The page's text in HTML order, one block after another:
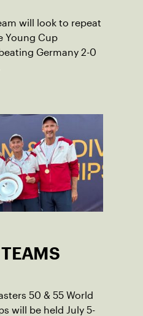
will look to repeat
Young Cup
Germany 2-0
50 & 55 World
will be held July 5-